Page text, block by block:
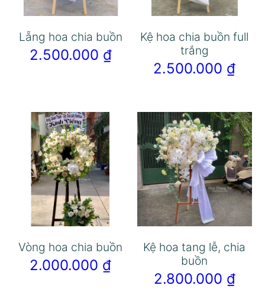
Lẵng hoa chia buồn
2.500.000 ₫
Kệ hoa chia buồn full
trắng
2.500.000 ₫
Vòng hoa chia buồn
2.000.000 ₫
Kệ hoa tang lễ, chia
buồn
2.800.000 ₫